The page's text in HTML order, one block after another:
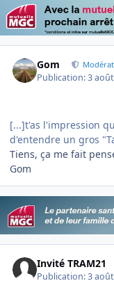
Gom
Publication:3
[...]t'as l'impression
d'entendre un gros
Tiens, ça me fait
Gom
Invité TRAM21
Publication:3